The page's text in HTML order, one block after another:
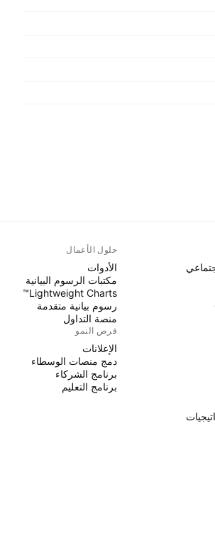
حلول الأعمال
الأدوات
مكتبات الرسوم البيانية
Lightweight Charts™
رسوم بيانية متقدمة
منصة التداول
فرص النمو
الإعلانات
دمج منصات الوسطاء
برنامج الشركاء
برنامج التعليم